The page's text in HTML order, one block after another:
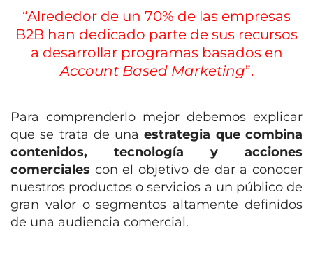
“Alrededor de un 70% de las empresas
B2B han dedicado parte de sus recursos
a desarrollar programas basados en
Account Based Marketing”.
Para comprenderlo mejor debemos explicar
que se trata de unaestrategia que combina
contenidos, tecnología y acciones
comerciales con el objetivo de dar a conocer
nuestros productos o servicios a un público de
gran valor o segmentos altamente definidos
de una audiencia comercial.